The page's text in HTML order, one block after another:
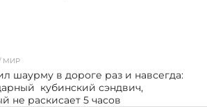
МИР
шаурму в дороге раз и навсегда:
кубинский сэндвич,
не раскисает 5 часов